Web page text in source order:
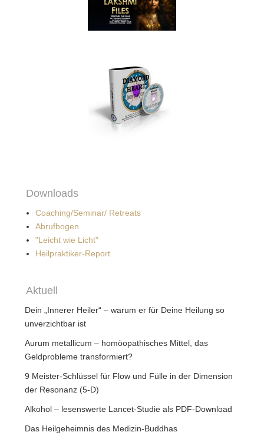
Downloads
Coaching/Seminar/ Retreats
Abrufbogen
"Leicht wie Licht"
Heilpraktiker-Report
Aktuell
Dein „Innerer Heiler“ – warum er für Deine Heilung so
unverzichtbar ist
Aurum metallicum – homöopathisches Mittel, das
Geldprobleme transformiert?
9 Meister-Schlüssel für Flow und Fülle in der Dimension
der Resonanz (5-D)
Alkohol – lesenswerte Lancet-Studie als PDF-Download
Das Heilgeheimnis des Medizin-Buddhas